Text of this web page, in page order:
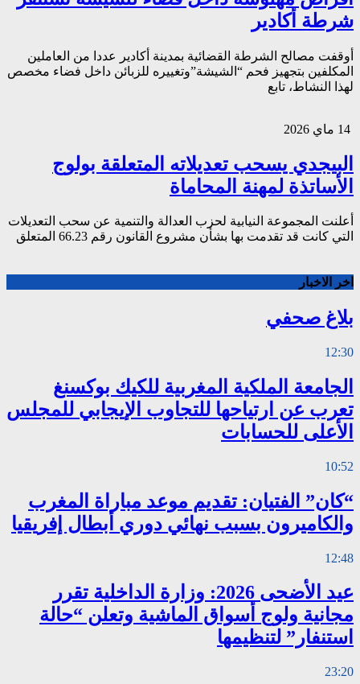
شرطة أكادير
أوقفت مصالح الشرطة القضائية بمدينة أكادير عددا من العاملين
المكلفين بتجهيز فحم “الشيشة”وتغييره للزبائن داخل فضاء مخصص
لهذا النشاط، تابع
البيجدي يسحب تعديلاته المتعلقة بولوج
الأساتذة لمهنة المحاماة
أعلنت المجموعة النيابية لحزب العدالة والتنمية عن سحب التعديلات
التي كانت قد تقدمت بها بشأن مشروع القانون رقم 66.23 المتعلق
اخر الاخبار
بلاغ صحفي
12:30
الجامعة الملكية المغربية للكيك بوكسنغ
تعرب عن ارتياحها للتجاوب الإيجابي للمجلس
الأعلى للحسابات
10:52
“كان” الفتيان: تقديم موعد مباراة المغرب
والكاميرون بسبب نهائي دوري أبطال إفريقيا
12:48
عيد الأضحى 2026: وزارة الداخلية تقرر
مجانية ولوج أسواق الماشية وتعلن “حالة
استنفار” لتنظيمها
23:20